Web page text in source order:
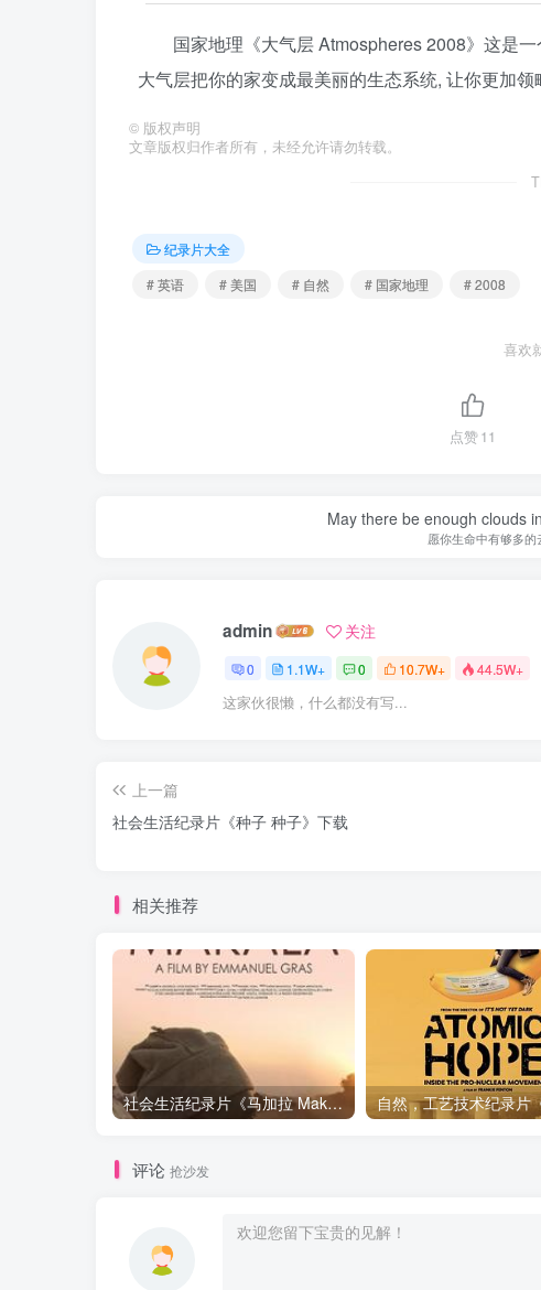
国家地理《大气层 Atmospheres 2008》这是
大气层把你的家变成最美丽的生态系统, 让你更加
© 版权声明
文章版权归作者所有，未经允许请勿转载。
纪录片大全
# 英语
# 美国 # 自然 # 国家地理 # 2008
喜欢
点赞11
May there be enough clouds
愿你生命中有够多
admin 关注
0 1.1W+ 0 10.7W+ 44.5W+
这家伙很懒，什么都没有写...
上一篇
社会生活纪录片《种子 种子》下载
相关推荐
社会生活纪录片《马加拉 Makala》下载
评论 抢沙发